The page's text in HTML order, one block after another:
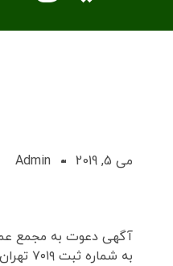
می 5, 2019 Admin
آگهی دعوت به مجمع
به شماره ثبت ۷۰۱۹ تهران شناسه ملی ۱۰۱۰۳۸۵۸۹۰۹